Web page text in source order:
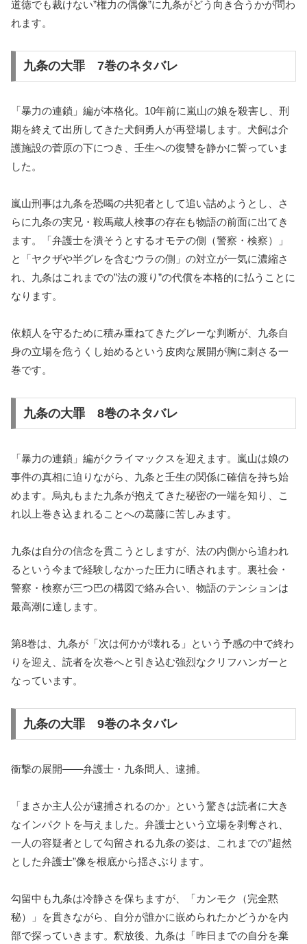
道徳でも裁けない”権力の偶像”に九条がどう向き合うかが問わ
れます。
九条の大罪 7巻のネタバレ
「暴力の連鎖」編が本格化。10年前に嵐山の娘を殺害し、刑
期を終えて出所してきた犬飼勇人が再登場します。犬飼は介
護施設の菅原の下につき、壬生への復讐を静かに誓っていま
した。
嵐山刑事は九条を恐喝の共犯者として追い詰めようとし、さ
らに九条の実兄・鞍馬蔵人検事の存在も物語の前面に出てき
ます。「弁護士を潰そうとするオモテの側（警察・検察）」
と「ヤクザや半グレを含むウラの側」の対立が一気に濃縮さ
れ、九条はこれまでの”法の渡り”の代償を本格的に払うことに
なります。
依頼人を守るために積み重ねてきたグレーな判断が、九条自
身の立場を危うくし始めるという皮肉な展開が胸に刺さる一
巻です。
九条の大罪 8巻のネタバレ
「暴力の連鎖」編がクライマックスを迎えます。嵐山は娘の
事件の真相に迫りながら、九条と壬生の関係に確信を持ち始
めます。烏丸もまた九条が抱えてきた秘密の一端を知り、こ
れ以上巻き込まれることへの葛藤に苦しみます。
九条は自分の信念を貫こうとしますが、法の内側から追われ
るという今まで経験しなかった圧力に晒されます。裏社会・
警察・検察が三つ巴の構図で絡み合い、物語のテンションは
最高潮に達します。
第8巻は、九条が「次は何かが壊れる」という予感の中で終わ
りを迎え、読者を次巻へと引き込む強烈なクリフハンガーと
なっています。
九条の大罪 9巻のネタバレ
衝撃の展開——弁護士・九条間人、逮捕。
「まさか主人公が逮捕されるのか」という驚きは読者に大き
なインパクトを与えました。弁護士という立場を剥奪され、
一人の容疑者として勾留される九条の姿は、これまでの”超然
とした弁護士”像を根底から揺さぶります。
勾留中も九条は冷静さを保ちますが、「カンモク（完全黙
秘）」を貫きながら、自分が誰かに嵌められたかどうかを内
部で探っていきます。釈放後、九条は「昨日までの自分を棄